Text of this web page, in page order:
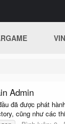
Admin
đã được phát
cũng như các